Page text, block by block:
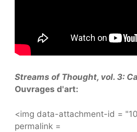
Streams of Thought, vol. 3:
Ouvrages d'art:
<img data-attachment-id =
permalink =